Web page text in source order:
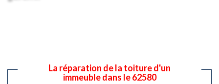
La réparation de la toiture d'un
immeuble dans le 62580